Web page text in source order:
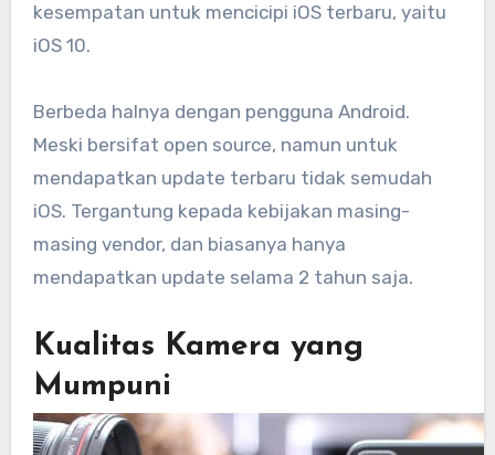
kesempatan untuk mencicipi iOS terbaru, yaitu
iOS 10.
Berbeda halnya dengan pengguna Android.
Meski bersifat open source, namun untuk
mendapatkan update terbaru tidak semudah
iOS. Tergantung kepada kebijakan masing-
masing vendor, dan biasanya hanya
mendapatkan update selama 2 tahun saja.
Kualitas Kamera yang
Mumpuni